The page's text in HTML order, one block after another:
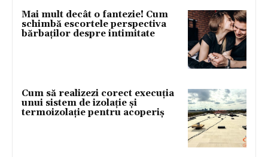
Mai mult decât o fantezie! Cum
schimbă escortele perspectiva
bărbaților despre intimitate
Cum să realizezi corect execuția
unui sistem de izolație și
termoizolație pentru acoperiș